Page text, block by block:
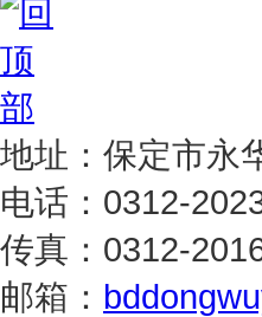
地址：保定市永
电话：0312-
传真：0312-
邮箱：